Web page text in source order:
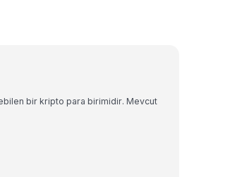
bir kripto para birimidir. Mevcut